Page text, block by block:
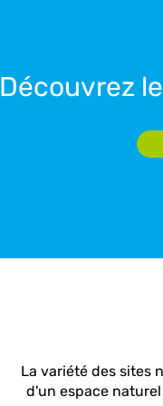
Découvrez
La variété des sites
d'un espace